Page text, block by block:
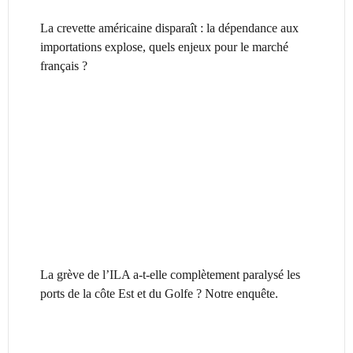
La crevette américaine disparaît : la dépendance aux
importations explose, quels enjeux pour le marché
français ?
La grève de l’ILA a-t-elle complètement paralysé les
ports de la côte Est et du Golfe ? Notre enquête.